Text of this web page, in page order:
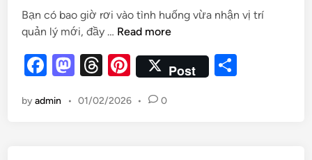
Bạn có bao giờ rơi vào tình huống vừa nhận vị trí
quản lý mới, đầy … Read more
F
c
M
to
T
e
Pi
er
Post
byadmin • 01/02/2026 • 0